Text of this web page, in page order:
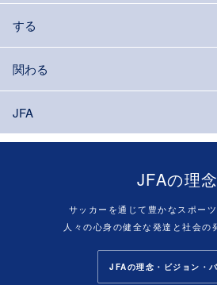
する
関わる
JFA
JFAの理念
サッカーを通じて豊かなスポーツ
人々の心身の健全な発達と社会の
JFAの理念・ビジョン・